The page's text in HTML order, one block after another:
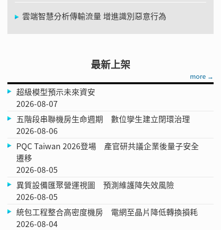
雲端智慧分析傳輸流量 增進識別惡意行為
最新上架
more →
超級模型預示未來資安
2026-08-07
五階段串聯機房生命週期 數位孿生建立閉環治理
2026-08-06
PQC Taiwan 2026登場 產官研共議企業後量子安全
遷移
2026-08-05
異質設備匯聚營運視圖 預測維護降失效風險
2026-08-05
統包工程整合高密度機房 電網至晶片降低轉換損耗
2026-08-04